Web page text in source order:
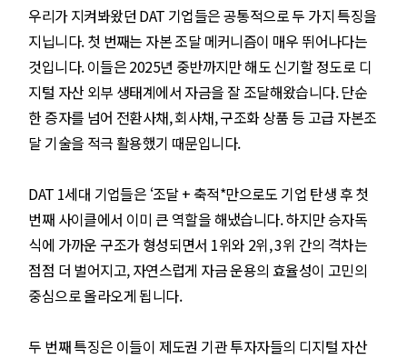
우리가 지켜봐왔던 DAT 기업들은 공통적으로 두 가지 특징을
지닙니다. 첫 번째는 자본 조달 메커니즘이 매우 뛰어나다는
것입니다. 이들은 2025년 중반까지만 해도 신기할 정도로 디
지털 자산 외부 생태계에서 자금을 잘 조달해왔습니다. 단순
한 증자를 넘어 전환사채, 회사채, 구조화 상품 등 고급 자본조
달 기술을 적극 활용했기 때문입니다.
DAT 1세대 기업들은 ‘조달 + 축적*만으로도 기업 탄생 후 첫
번째 사이클에서 이미 큰 역할을 해냈습니다. 하지만 승자독
식에 가까운 구조가 형성되면서 1위와 2위, 3위 간의 격차는
점점 더 벌어지고, 자연스럽게 자금 운용의 효율성이 고민의
중심으로 올라오게 됩니다.
두 번째 특징은 이들이 제도권 기관 투자자들의 디지털 자산